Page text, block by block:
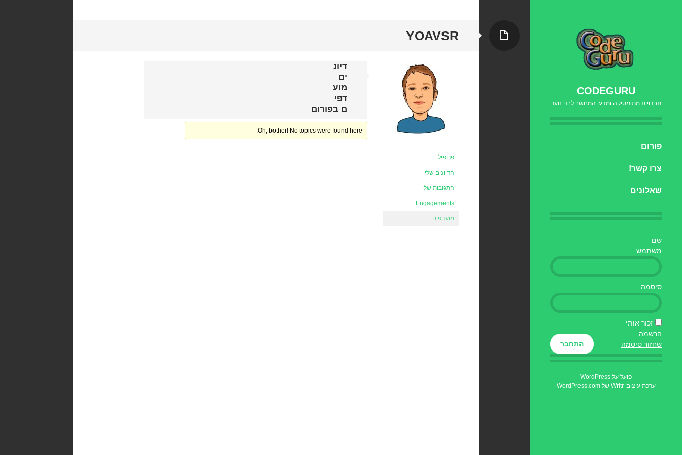
CODEGURU
תחרויות מתימטיקה ומדעי המחשב לבני נוער
דילוג
פורום
צרו קשר!
שאלונים
שם
משתמש:
סיסמה:
זכור אותי
התחבר
הרשמה
שחזור סיסמה
פועל על WordPress
ערכת עיצוב: Writr של
WordPress.com
YOAVSR עמוד
פרופיל
הדיונים שלי
התגובות שלי
Engagements
מועדפים
דיונ
ים
מוע
דפי
ם בפורום
Oh, bother! No topics were found here.